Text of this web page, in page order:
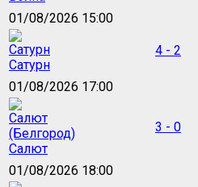
01/08/2026 15:00
Сатурн
4 - 2
01/08/2026 17:00
Салют
3 - 0
01/08/2026 18:00